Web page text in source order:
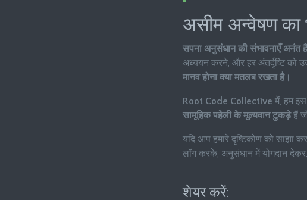
असीम अन्वेषण का
सपना अनुसंधान की संभावनाएँ अनंत हैं
अध्ययन करने, और हर अंतर्दृष्टि को
मानव होना क्या मतलब रखता है।
Root Code Collective में, हम
सामूहिक पहेली के मूल्यवान टुकड़ेहैं
यदि आप हमारे दृष्टिकोण को साझा
लॉग करके, अनुसंधान में योगदान
शेयर करें: